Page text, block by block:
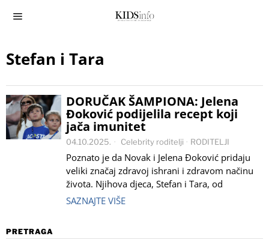
Stefan i Tara
DORUČAK ŠAMPIONA: Jelena
Đoković podijelila recept koji
jača imunitet
04.10.2025. Celebrity roditelji · RODITELJI
Poznato je da Novak i Jelena Đoković pridaju
veliki značaj zdravoj ishrani i zdravom načinu
života. Njihova djeca, Stefan i Tara, od
SAZNAJTE VIŠE
PRETRAGA